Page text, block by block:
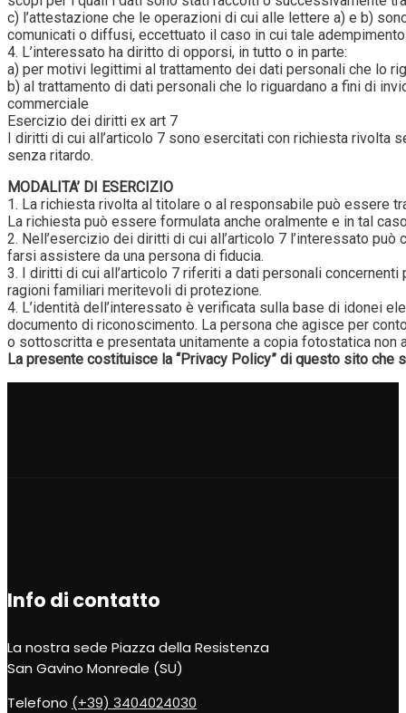
c) l’attestazione che le operazioni di cui alle lettere a) e b)
comunicati o diffusi, eccettuato il caso in cui tale
4. L’interessato ha diritto di opporsi, in tutto o in parte:
a) per motivi legittimi al trattamento dei dati personali che lo
b) al trattamento di dati personali che lo riguardano a fini di
commerciale
Esercizio dei diritti ex art 7
I diritti di cui all’articolo 7 sono esercitati con richiesta rivolta
senza ritardo.
MODALITA’ DI ESERCIZIO
1. La richiesta rivolta al titolare o al responsabile può essere
La richiesta può essere formulata anche oralmente e in tal
2. Nell’esercizio dei diritti di cui all’articolo 7 l’interessato
farsi assistere da una persona di fiducia.
3. I diritti di cui all’articolo 7 riferiti a dati personali
ragioni familiari meritevoli di protezione.
4. L’identità dell’interessato è verificata sulla base di idonei
documento di riconoscimento. La persona che agisce per
o sottoscritta e presentata unitamente a copia fotostatica non
La presente costituisce la “Privacy Policy” di questo sito che
Info di contatto
La nostra sede Piazza della Resistenza
San Gavino Monreale (SU)
Telefono (+39) 3404024030